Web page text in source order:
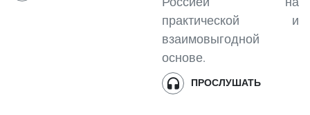
практической и
взаимовыгодной
основе.
ПРОСЛУШАТЬ